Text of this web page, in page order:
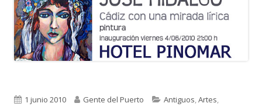
Publicado
1 junio 2010 Autor
Gente del Puerto Categorías
Antiguos Artes